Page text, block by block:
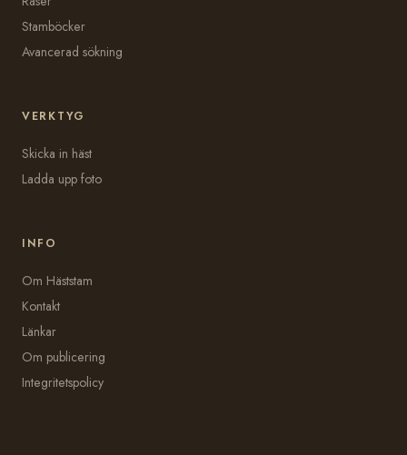
Stamböcker
Avancerad sökning
VERKTYG
Skicka in häst
Ladda upp foto
INFO
Om Häststam
Kontakt
Länkar
Om publicering
Integritetspolicy